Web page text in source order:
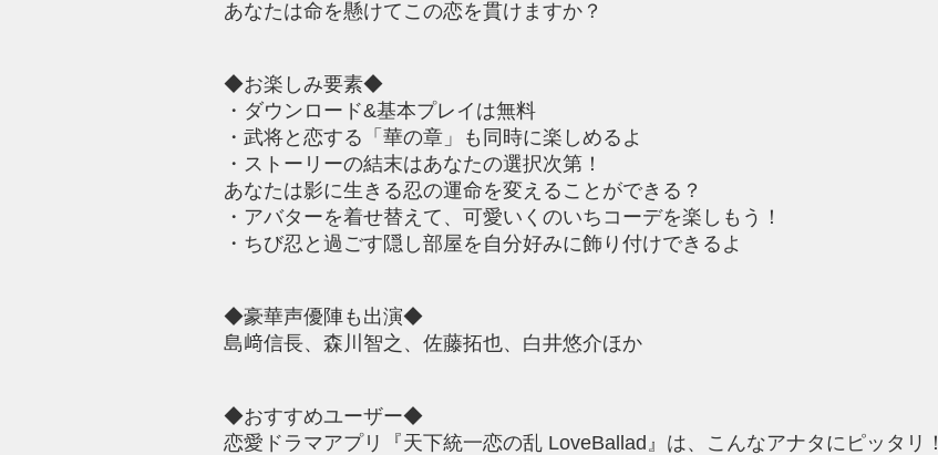
あなたは命を懸けてこの恋を貫けますか？
◆お楽しみ要素◆
・ダウンロード&基本プレイは無料
・武将と恋する「華の章」も同時に楽しめるよ
・ストーリーの結末はあなたの選択次第！
あなたは影に生きる忍の運命を変えることができる？
・アバターを着せ替えて、可愛いくのいちコーデを楽しもう！
・ちび忍と過ごす隠し部屋を自分好みに飾り付けできるよ
◆豪華声優陣も出演◆
島﨑信長、森川智之、佐藤拓也、白井悠介ほか
◆おすすめユーザー◆
恋愛ドラマアプリ『天下統一恋の乱 LoveBallad』は、こんなアナタにピッタリ！